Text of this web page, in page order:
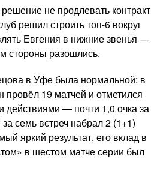
не продлевать контракт
решил строить топ-6 вокруг
Евгения в нижние звенья —
стороны разошлись.
в Уфе была нормальной: в
провёл 19 матчей и отметился
действиями — почти 1,0 очка за
семь встреч набрал 2 (1+1)
яркий результат, его вклад в
в шестом матче серии был